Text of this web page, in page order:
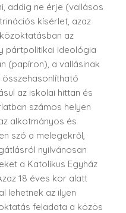
addig ne érje (vallásos
kísérlet, azaz
az
pártpolitikai ideológia
(papíron), a vallásinak
összehasonlítható
az iskolai hittan és
számos helyen
alkotmányos és
szó a melegekről,
nyilvánosan
a Katolikus Egyház
18 éves kor alatt
lehetnek az ilyen
feladata a közös